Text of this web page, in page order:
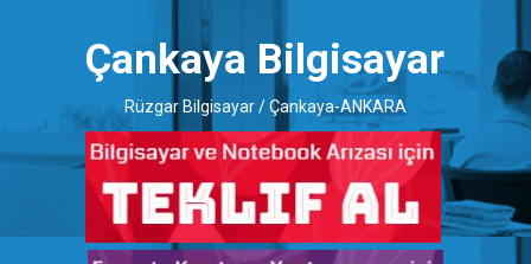
Çankaya Bilgisayar
Rüzgar Bilgisayar / Çankaya-ANKARA